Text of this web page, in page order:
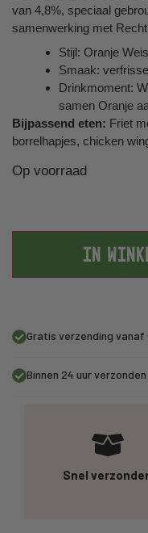
van 4,8%, speciaal
samenwerking met
Stijl: Oranje
Smaak:
Drinkmoment:
samen Oranje
Bijpassend eten: Friet
borrelhapjes, chicken
Op voorraad
IN
Gratis verzending vanaf
Binnen 24 uur
Snel